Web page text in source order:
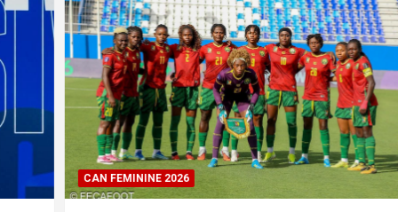
CAN FEMININE 2026